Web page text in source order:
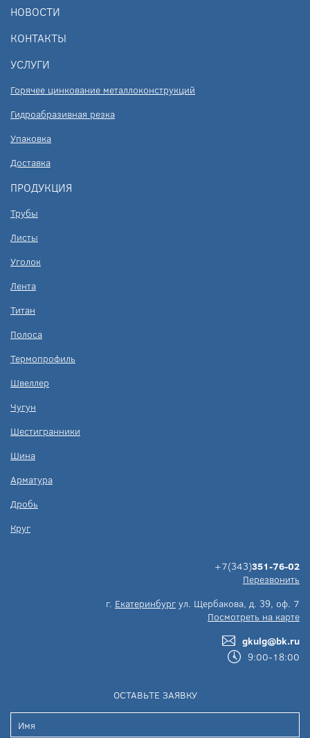
НОВОСТИ
КОНТАКТЫ
УСЛУГИ
Горячее цинкование металлоконструкций
Гидроабразивная резка
Упаковка
Доставка
ПРОДУКЦИЯ
Трубы
Листы
Уголок
Лента
Титан
Полоса
Термопрофиль
Швеллер
Чугун
Шестигранники
Шина
Арматура
Дробь
Круг
+7(343)351-76-02
Перезвонить
г. Екатеринбург ул. Щербакова, д. 39, оф. 7
Посмотреть на карте
gkulg@bk.ru
9:00-18:00
ОСТАВЬТЕ ЗАЯВКУ